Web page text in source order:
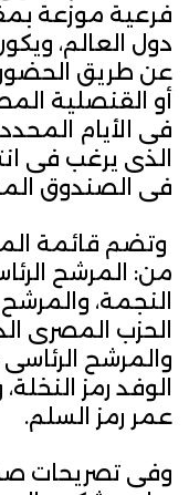
فرعية موزعة
دول العالم،
عن طريق
أو القنصلية
فى الأيام
الذى يرغب فى
فى الصندوق
وتضم قائمة
من: المرشح
النجمة،
الحزب المصرى
والمرشح
الوفد رمز
عمر رمز السلم.
وفى تصريحات